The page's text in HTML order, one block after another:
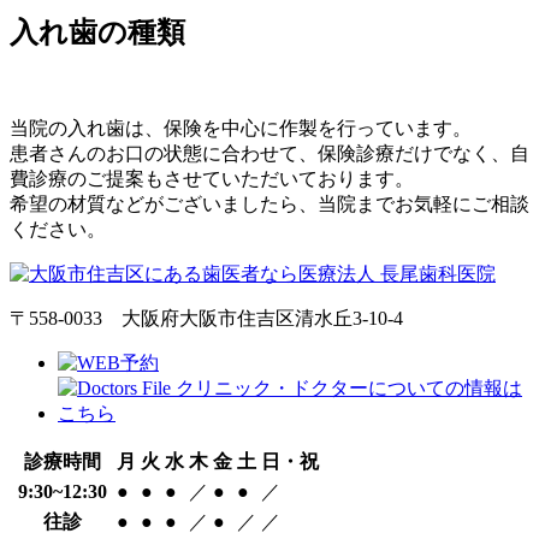
入れ歯の種類
当院の入れ歯は、保険を中心に作製を行っています。
患者さんのお口の状態に合わせて、保険診療だけでなく、自
費診療のご提案もさせていただいております。
希望の材質などがございましたら、当院までお気軽にご相談
ください。
〒558-0033 大阪府大阪市住吉区清水丘3-10-4
診療時間 月 火 水 木 金 土 日・祝
9:30~12:30 ● ● ● ／ ● ●
／
往診
● ● ● ／ ● ／ ／